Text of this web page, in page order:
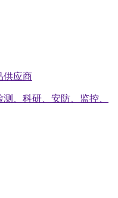
供应商
、科研、安防、监控、